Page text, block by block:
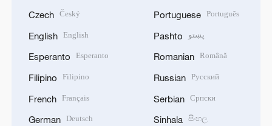
Czech Český
English English
Esperanto Esperanto
Filipino Filipino
French Français
German Deutsch
Portuguese Português
Pashto پښتو
Romanian Română
Russian Русский
Serbian Српски
Sinhala සිංහල